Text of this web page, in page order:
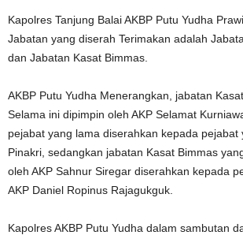
Kapolres Tanjung Balai AKBP Putu Yudha
Jabatan yang diserah Terimakan adalah
dan Jabatan Kasat Bimmas.
AKBP Putu Yudha Menerangkan, jabatan
Selama ini dipimpin oleh AKP Selamat
pejabat yang lama diserahkan kepada pejabat
Pinakri, sedangkan jabatan Kasat Bimmas
oleh AKP Sahnur Siregar diserahkan kepada
AKP Daniel Ropinus Rajagukguk.
Kapolres AKBP Putu Yudha dalam sambutan